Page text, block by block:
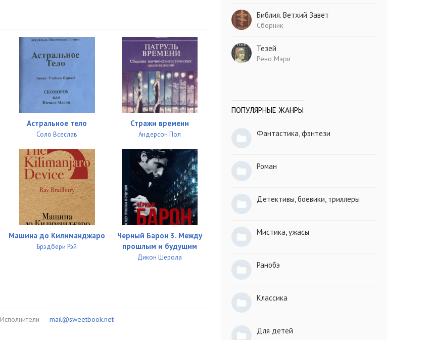
Астральное тело
Соло Всеслав
Стражи времени
Андерсон Пол
Машина до Килиманджаро
Брэдбери Рэй
Черный Барон 3. Между
прошлым и будущим
Дикон Шерола
Исполнители mail@sweetbook.net
Библия. Ветхий Завет
Сборник
Тезей
Рено Мэри
ПОПУЛЯРНЫЕ ЖАНРЫ
Фантастика, фэнтези
Роман
Детективы, боевики, триллеры
Мистика, ужасы
Ранобэ
Классика
Для детей